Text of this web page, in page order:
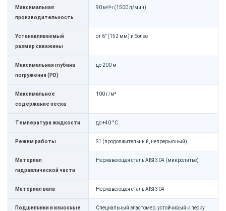
Максимальная
производительность
90 м³/ч (1500 л/мин)
Устанавливаемый
размер скважины
от 6" (152 мм) и более
Максимальная глубина
погружения (PD)
до 200 м
Максимальное
содержание песка
100 г/м³
Температура жидкости до +40 °C
Режим работы S1 (продолжительный, непрерывный)
Материал
гидравлической части
Нержавеющая сталь AISI 304 (микролитье)
Материал вала Нержавеющая сталь AISI 304
Подшипники и износные
Специальный эластомер, устойчивый к песку